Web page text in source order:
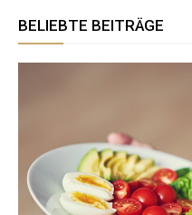
BELIEBTE BEITRÄGE